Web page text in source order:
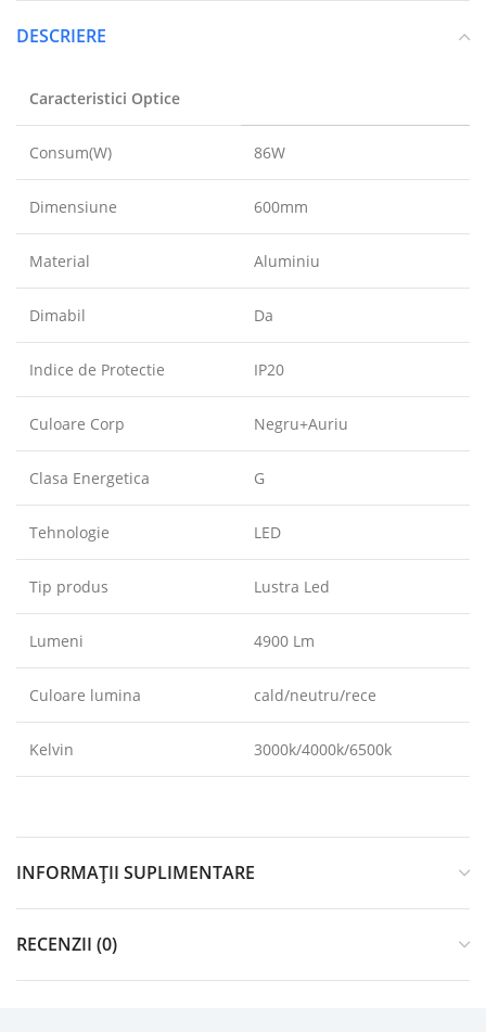
DESCRIERE
Consum(W) 86W
Dimensiune 600mm
Material Aluminiu
Dimabil Da
Indice de Protectie IP20
Culoare Corp Negru+Auriu
Clasa Energetica G
Tehnologie LED
Tip produs Lustra Led
Caracteristici Optice
Lumeni 4900 Lm
Culoare lumina cald/neutru/rece
Kelvin 3000k/4000k/6500k
INFORMAȚII SUPLIMENTARE
RECENZII (0)